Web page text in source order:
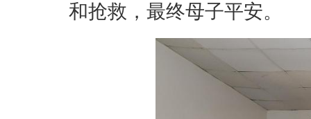
和抢救，最终母子平安。